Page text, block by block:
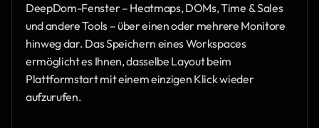
DeepDom-Fenster – Heatmaps, DOMs, Time & Sales
und andere Tools – über einen oder mehrere Monitore
hinweg dar. Das Speichern eines Workspaces
ermöglicht es Ihnen, dasselbe Layout beim
Plattformstart mit einem einzigen Klick wieder
aufzurufen.